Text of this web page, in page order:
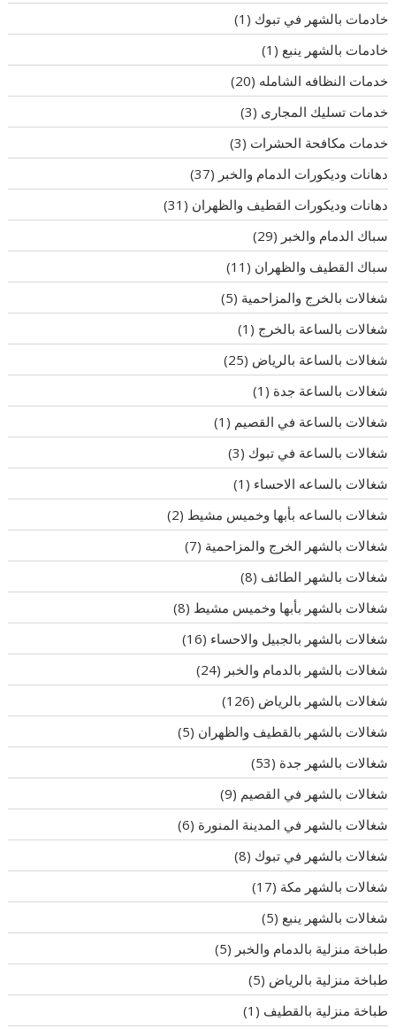
خادمات بالشهر في تبوك (1)
خادمات بالشهر ينبع (1)
خدمات النظافه الشامله (20)
خدمات تسليك المجارى (3)
خدمات مكافحة الحشرات (3)
دهانات وديكورات الدمام والخبر (37)
دهانات وديكورات القطيف والظهران (31)
سباك الدمام والخبر (29)
سباك القطيف والظهران (11)
شغالات بالخرج والمزاحمية (5)
شغالات بالساعة بالخرج (1)
شغالات بالساعة بالرياض (25)
شغالات بالساعة جدة (1)
شغالات بالساعة في القصيم (1)
شغالات بالساعة في تبوك (3)
شغالات بالساعه الاحساء (1)
شغالات بالساعه بأبها وخميس مشيط (2)
شغالات بالشهر الخرج والمزاحمية (7)
شغالات بالشهر الطائف (8)
شغالات بالشهر بأبها وخميس مشيط (8)
شغالات بالشهر بالجبيل والاحساء (16)
شغالات بالشهر بالدمام والخبر (24)
شغالات بالشهر بالرياض (126)
شغالات بالشهر بالقطيف والظهران (5)
شغالات بالشهر جدة (53)
شغالات بالشهر في القصيم (9)
شغالات بالشهر في المدينة المنورة (6)
شغالات بالشهر في تبوك (8)
شغالات بالشهر مكة (17)
شغالات بالشهر ينبع (5)
طباخة منزلية بالدمام والخبر (5)
طباخة منزلية بالرياض (5)
طباخة منزلية بالقطيف (1)